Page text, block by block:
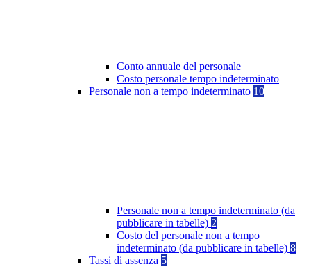
Conto annuale del personale
Costo personale tempo indeterminato
Personale non a tempo indeterminato 10
Personale non a tempo indeterminato (da
pubblicare in tabelle) 2
Costo del personale non a tempo
indeterminato (da pubblicare in tabelle) 8
Tassi di assenza 5